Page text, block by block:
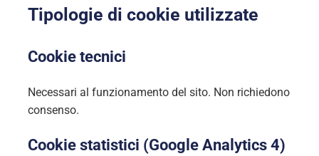
Tipologie di cookie utilizzate
Cookie tecnici
Necessari al funzionamento del sito. Non richiedono
consenso.
Cookie statistici (Google Analytics 4)